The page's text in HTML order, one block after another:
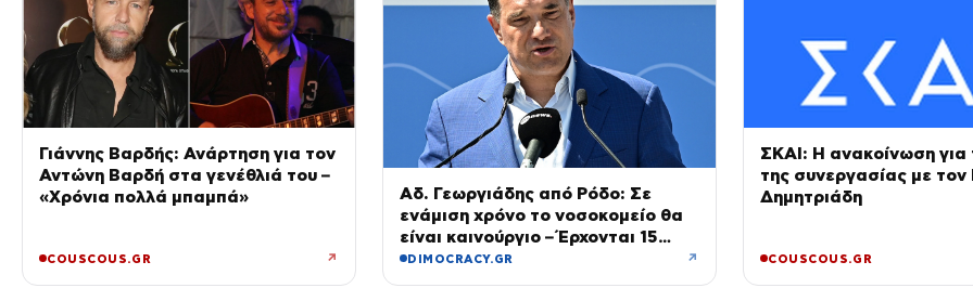
Γιάννης Βαρδής: Ανάρτηση για τον
Αντώνη Βαρδή στα γενέθλιά του –
«Χρόνια πολλά μπαμπά»
COUSCOUS.GR ↗
Αδ. Γεωργιάδης από Ρόδο: Σε
ενάμιση χρόνο το νοσοκομείο θα
είναι καινούργιο – Έρχονται 15
νοσηλευτές και ενισχύεται το
DIMOCRACY.GR ↗
ΣΚΑΙ: Η ανακοίνωση για
της συνεργασίας με τον
Δημητριάδη
COUSCOUS.GR